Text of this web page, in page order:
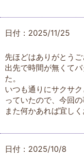
日付：2025/11/25
先ほどはありがとうご
出先で時間が無くて
た。
いつも通りにサクサ
っていたので、今回
また何かあれば宜しく
日付：2025/10/8